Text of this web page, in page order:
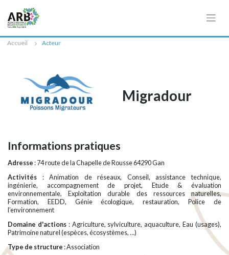
Accueil Acteur
Migradour
Informations pratiques
Adresse : 74 route de la Chapelle de Rousse 64290 Gan
Activités : Animation de réseaux, Conseil, assistance technique,
ingénierie, accompagnement de projet, Etude & évaluation
environnementale, Exploitation durable des ressources naturelles,
Formation, EEDD, Génie écologique, restauration, Police de
l’environnement
Domaine d'actions: Agriculture, sylviculture, aquaculture, Eau (usages),
Patrimoine naturel (espèces, écosystèmes, …)
Type de structure : Association